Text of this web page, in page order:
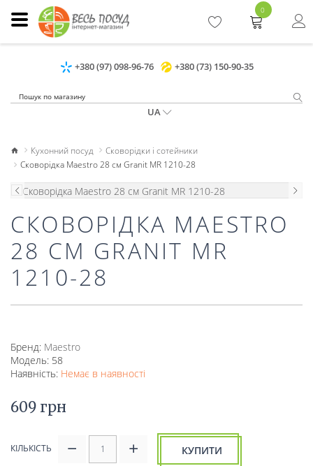
+380 (97) 098-96-76 +380 (73) 150-90-35
UA
0
Кухонний посуд
Сковорідки і сотейники
Сковорідка Maestro 28 см Granit MR 1210-28
СКОВОРІДКА MAESTRO
28 СМ GRANIT MR
1210-28
Бренд: Mаеstro
Модель: 58
Наявність: Немає в наявності
609 грн
КІЛЬКІСТЬ КУПИТИ